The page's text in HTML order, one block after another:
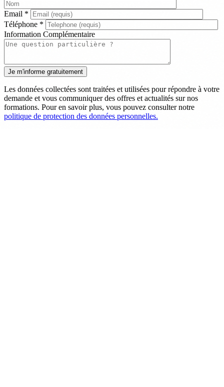
Email *
Téléphone *
Information Complémentaire
Les données collectées sont traitées et utilisées pour répondre à votre
demande et vous communiquer des offres et actualités sur nos
formations. Pour en savoir plus, vous pouvez consulter notre
politique de protection des données personnelles.